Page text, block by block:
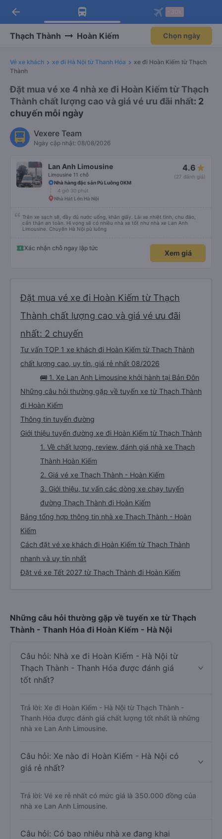
Tải app Vexere ngay!
Nhận ưu đãi thành viên độc
Mở app
Tải app Vexere
-30k/ghế khi đặt vé máy bay qua
Mở app
arrow_back
Thạch Thành Hoàn Kiếm Chọn ngày
Vé xe khách xe đi Hà Nội từ Thanh Hóa
xe đi Hoàn Kiếm từ Thạch
Thành
Đặt mua vé xe 4 nhà xe đi Hoàn Kiếm từ Thạch
Thành chất lượng cao và giá vé ưu đãi nhất: 2
chuyến mỗi ngày
Vexere Team
Ngày cập nhật: 08/08/2026
Lan Anh Limousine
Limousine 11 chỗ
4.6
(27 đánh giá)
Nhà hàng đặc sản Pù Luông 0KM
4 giờ 30 phút
Nhà Hát Lớn Hà Nội
Trên xe sạch sẽ, đầy đủ nước uống, khăn giấy. Lái xe nhiệt tình, chu đáo,
cẩn thận an toàn. Hi vọng sẽ có nhiều nhà xe tốt như nhà xe Lan Anh
Limousine. Chuyến Hà Nội pù luông
Xác nhận chỗ ngay lập tức
Xem giá
Đặt mua vé xe đi Hoàn Kiếm từ Thạch
Thành chất lượng cao và giá vé ưu đãi
nhất: 2 chuyến
Tư vấn TOP 1 xe khách đi Hoàn Kiếm từ Thạch Thành
chất lượng cao, uy tín, giá rẻ nhất 08/2026
🚌 1. Xe Lan Anh Limousine khởi hành tại Bản Đôn
Những câu hỏi thường gặp về tuyến xe từ Thạch Thành
đi Hoàn Kiếm
Thông tin tuyến đường
Giới thiệu tuyến đường xe đi Hoàn Kiếm từ Thạch Thành
1. Về chất lượng, review, đánh giá nhà xe Thạch
Thành Hoàn Kiếm
2. Giá vé xe Thạch Thành - Hoàn Kiếm
3. Giới thiệu, tư vấn các dòng xe chạy tuyến
đường Thạch Thành đi Hoàn Kiếm
Bảng tổng hợp thông tin nhà xe Thạch Thành - Hoàn
Kiếm
Cách đặt vé xe khách đi Hoàn Kiếm từ Thạch Thành
nhanh và uy tín nhất
Đặt vé xe Tết 2027 từ Thạch Thành đi Hoàn Kiếm
Những câu hỏi thường gặp về tuyến xe từ Thạch
Thành - Thanh Hóa đi Hoàn Kiếm - Hà Nội
Câu hỏi: Nhà xe đi Hoàn Kiếm - Hà Nội từ
Thạch Thành - Thanh Hóa được đánh giá
tốt nhất?
Trả lời: Xe đi Hoàn Kiếm - Hà Nội từ Thạch Thành -
Thanh Hóa được đánh giá chất lượng tốt nhất là những
nhà xe Lan Anh Limousine.
Câu hỏi: Xe nào đi Hoàn Kiếm - Hà Nội có
giá rẻ nhất?
Trả lời: Vé xe rẻ nhất có mức giá là 350.000 đồng của
nhà xe Lan Anh Limousine.
Câu hỏi: Có bao nhiêu nhà xe đang khai